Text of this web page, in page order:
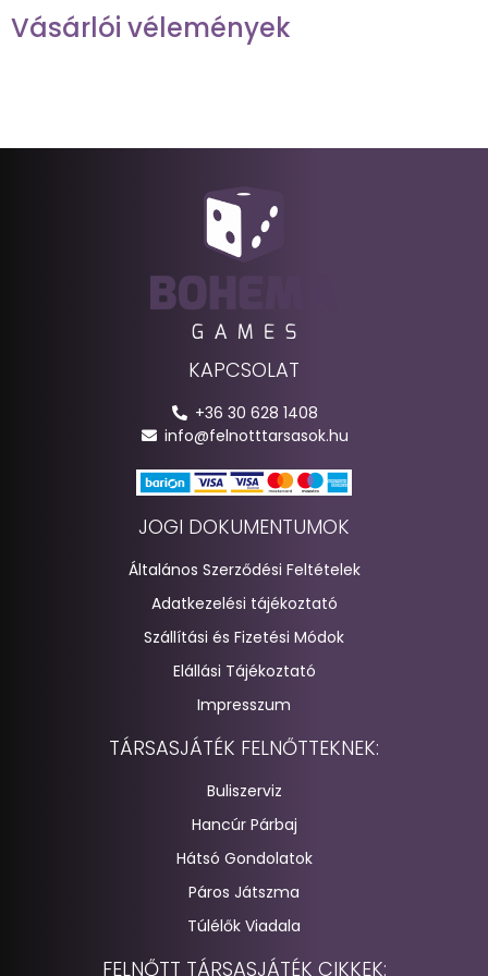
Vásárlói vélemények
KAPCSOLAT
+36 30 628 1408
info@felnotttarsasok.hu
JOGI DOKUMENTUMOK
Általános Szerződési Feltételek
Adatkezelési tájékoztató
Szállítási és Fizetési Módok
Elállási Tájékoztató
Impresszum
TÁRSASJÁTÉK FELNŐTTEKNEK:
Buliszerviz
Hancúr Párbaj
Hátsó Gondolatok
Páros Játszma
Túlélők Viadala
FELNŐTT TÁRSASJÁTÉK CIKKEK: